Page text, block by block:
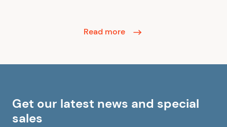
Read more
Get our latest news and special
sales